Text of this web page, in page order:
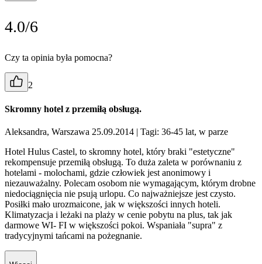
4.0/6
Czy ta opinia była pomocna?
2
Skromny hotel z przemiłą obsługą.
Aleksandra, Warszawa 25.09.2014 | Tagi: 36-45 lat, w parze
Hotel Hulus Castel, to skromny hotel, który braki "estetyczne"
rekompensuje przemiłą obsługą. To duża zaleta w porównaniu z
hotelami - molochami, gdzie człowiek jest anonimowy i
niezauważalny. Polecam osobom nie wymagającym, którym drobne
niedociągnięcia nie psują urlopu. Co najważniejsze jest czysto.
Posiłki mało urozmaicone, jak w większości innych hoteli.
Klimatyzacja i leżaki na plaży w cenie pobytu na plus, tak jak
darmowe WI- FI w większości pokoi. Wspaniała "supra" z
tradycyjnymi tańcami na pożegnanie.